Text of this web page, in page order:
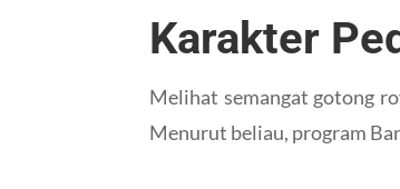
Karakter
Melihat semangat gotong
Menurut beliau, program